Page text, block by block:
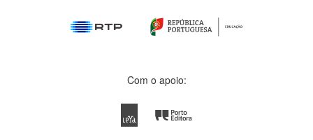
Com o apoio: